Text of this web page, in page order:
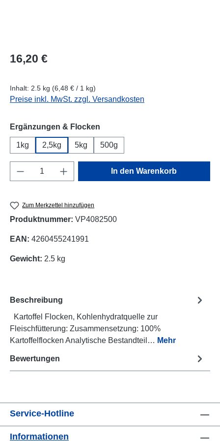
Regulärer Preis:
16,20 €
Inhalt: 2.5 kg (6,48 € / 1 kg)
Preise inkl. MwSt. zzgl. Versandkosten
Ergänzungen & Flocken
1kg 2,5kg 5kg 500g
Produkt Anzahl: Gib den gewünschten
In den Warenkorb
Zum Merkzettel hinzufügen
Produktnummer: VP4082500
EAN: 4260455241991
Gewicht: 2.5 kg
Beschreibung
Kartoffel Flocken, Kohlenhydratquelle zur
Fleischfütterung: Zusammensetzung: 100%
Kartoffelflocken Analytische Bestandteil… Mehr
Bewertungen
Service-Hotline
Informationen